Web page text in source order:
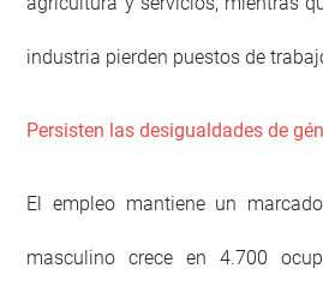
industria pierden puestos de
Persisten las desigualdades de
El empleo mantiene un
masculino crece en 4.700